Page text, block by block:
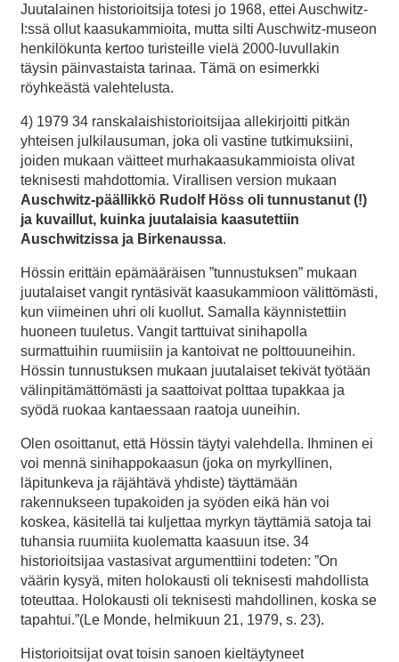
Juutalainen historioitsija totesi jo 1968, ettei Auschwitz-
I:ssä ollut kaasukammioita, mutta silti Auschwitz-museon
henkilökunta kertoo turisteille vielä 2000-luvullakin
täysin päinvastaista tarinaa. Tämä on esimerkki
röyhkeästä valehtelusta.
4) 1979 34 ranskalaishistorioitsijaa allekirjoitti pitkän
yhteisen julkilausuman, joka oli vastine tutkimuksiini,
joiden mukaan väitteet murhakaasukammioista olivat
teknisesti mahdottomia. Virallisen version mukaan
Auschwitz-päällikkö Rudolf Höss oli tunnustanut (!)
ja kuvaillut, kuinka juutalaisia kaasutettiin
Auschwitzissa ja Birkenaussa.
Hössin erittäin epämääräisen ”tunnustuksen” mukaan
juutalaiset vangit ryntäsivät kaasukammioon välittömästi,
kun viimeinen uhri oli kuollut. Samalla käynnistettiin
huoneen tuuletus. Vangit tarttuivat sinihapolla
surmattuihin ruumiisiin ja kantoivat ne polttouuneihin.
Hössin tunnustuksen mukaan juutalaiset tekivät työtään
välinpitämättömästi ja saattoivat polttaa tupakkaa ja
syödä ruokaa kantaessaan raatoja uuneihin.
Olen osoittanut, että Hössin täytyi valehdella. Ihminen ei
voi mennä sinihappokaasun (joka on myrkyllinen,
läpitunkeva ja räjähtävä yhdiste) täyttämään
rakennukseen tupakoiden ja syöden eikä hän voi
koskea, käsitellä tai kuljettaa myrkyn täyttämiä satoja tai
tuhansia ruumiita kuolematta kaasuun itse. 34
historioitsijaa vastasivat argumenttiini todeten: ”On
väärin kysyä, miten holokausti oli teknisesti mahdollista
toteuttaa. Holokausti oli teknisesti mahdollinen, koska se
tapahtui.”(Le Monde, helmikuun 21, 1979, s. 23).
Historioitsijat ovat toisin sanoen kieltäytyneet